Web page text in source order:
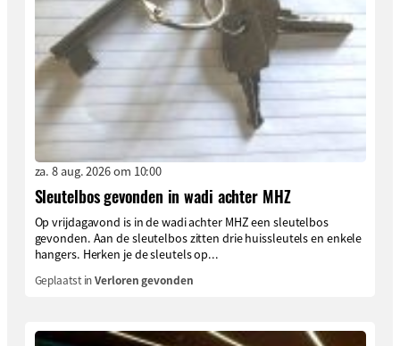
za. 8 aug. 2026 om 10:00
Sleutelbos gevonden in wadi achter MHZ
Op vrijdagavond is in de wadi achter MHZ een sleutelbos
gevonden. Aan de sleutelbos zitten drie huissleutels en enkele
hangers. Herken je de sleutels op...
Geplaatst inVerloren gevonden